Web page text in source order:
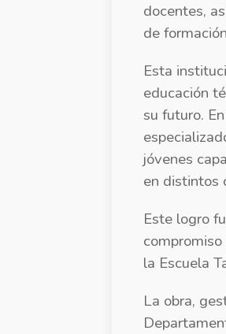
docentes,
de
Esta
educación
su futuro.
jóvenes
en distintos
Este logro
la Escuela
La obra,